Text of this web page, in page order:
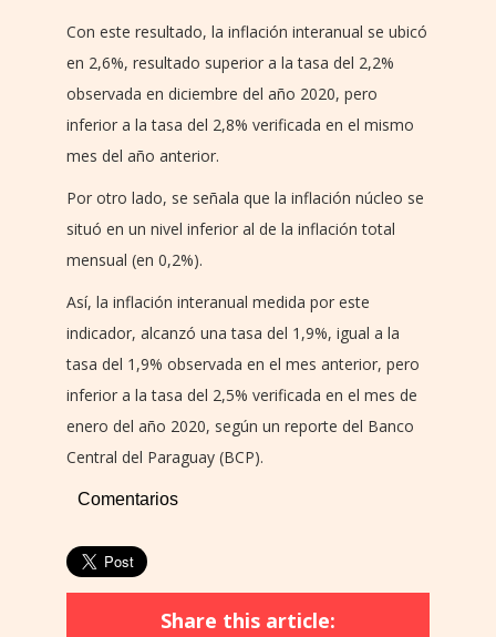
Con este resultado, la inflación interanual se ubicó
en 2,6%, resultado superior a la tasa del 2,2%
observada en diciembre del año 2020, pero
inferior a la tasa del 2,8% verificada en el mismo
mes del año anterior.
Por otro lado, se señala que la inflación núcleo se
situó en un nivel inferior al de la inflación total
mensual (en 0,2%).
Así, la inflación interanual medida por este
indicador, alcanzó una tasa del 1,9%, igual a la
tasa del 1,9% observada en el mes anterior, pero
inferior a la tasa del 2,5% verificada en el mes de
enero del año 2020, según un reporte del Banco
Central del Paraguay (BCP).
Comentarios
Share this article: